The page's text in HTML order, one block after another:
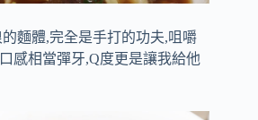
麵體,完全是手打的功夫,咀嚼
感相當彈牙,Q度更是讓我給他